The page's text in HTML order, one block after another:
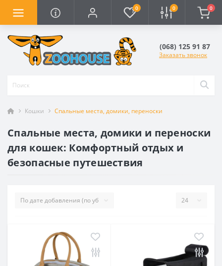
0 0 0
(068) 125 91 87
Заказать звонок
Кошки Спальные места, домики, переноски
Спальные места, домики и переноски
для кошек: Комфортный отдых и
безопасные путешествия